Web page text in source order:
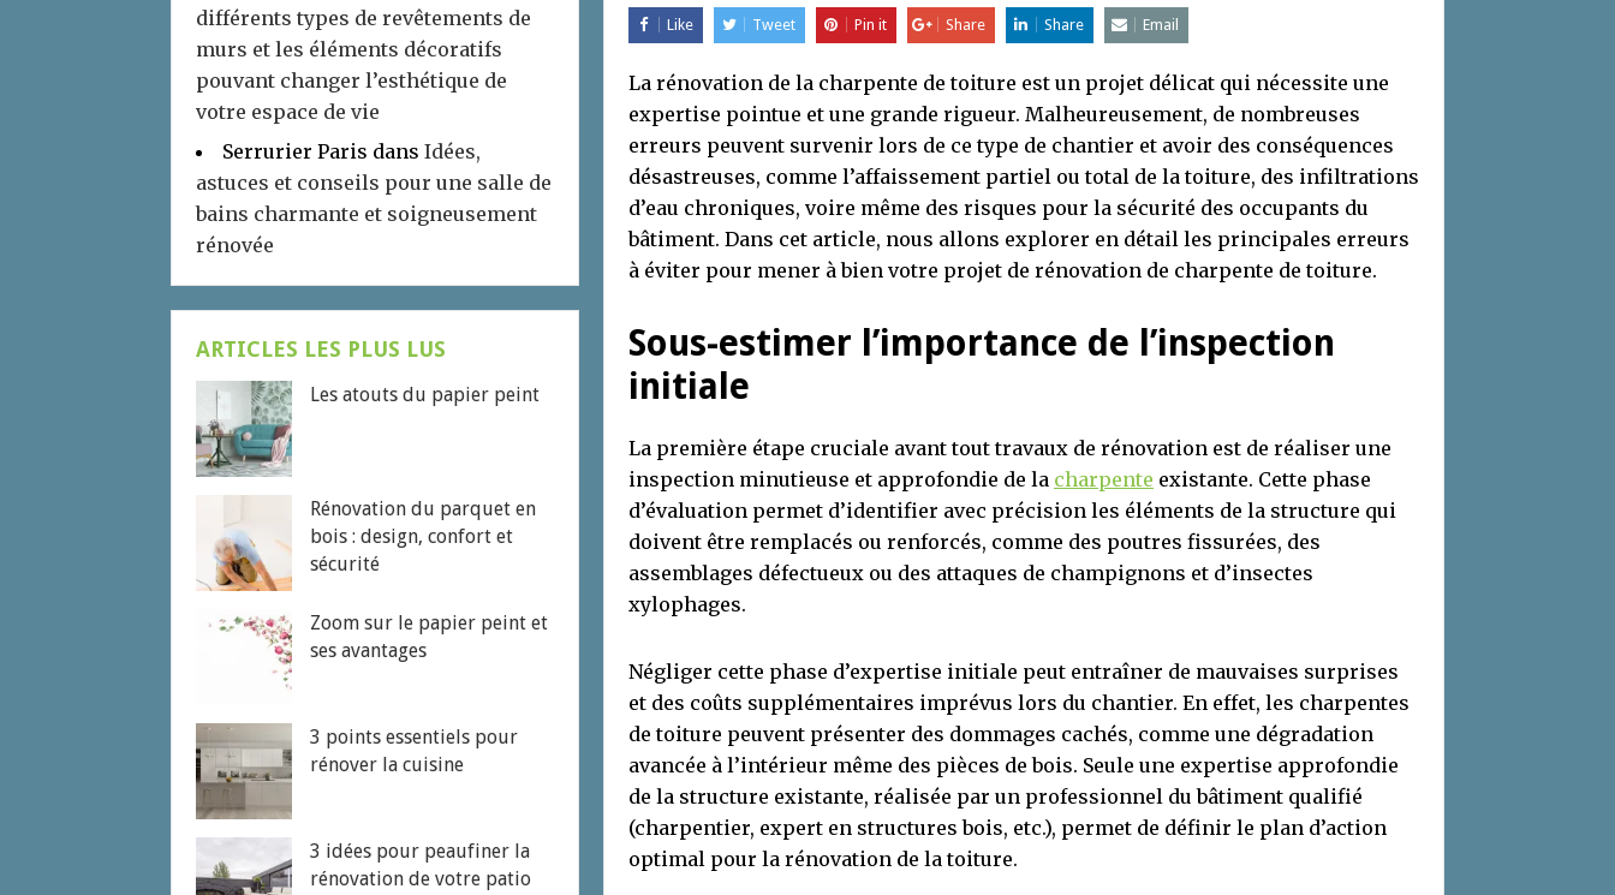
Like Tweet Pin it Share Share Email
La rénovation de la charpente de toiture est un projet délicat qui nécessite une
expertise pointue et une grande rigueur. Malheureusement, de nombreuses
erreurs peuvent survenir lors de ce type de chantier et avoir des conséquences
désastreuses, comme l’affaissement partiel ou total de la toiture, des infiltrations
d’eau chroniques, voire même des risques pour la sécurité des occupants du
bâtiment. Dans cet article, nous allons explorer en détail les principales erreurs
à éviter pour mener à bien votre projet de rénovation de charpente de toiture.
Sous-estimer l’importance de l’inspection
initiale
La première étape cruciale avant tout travaux de rénovation est de réaliser une
inspection minutieuse et approfondie de la charpente existante. Cette phase
d’évaluation permet d’identifier avec précision les éléments de la structure qui
doivent être remplacés ou renforcés, comme des poutres fissurées, des
assemblages défectueux ou des attaques de champignons et d’insectes
xylophages.
Négliger cette phase d’expertise initiale peut entraîner de mauvaises surprises
et des coûts supplémentaires imprévus lors du chantier. En effet, les charpentes
de toiture peuvent présenter des dommages cachés, comme une dégradation
avancée à l’intérieur même des pièces de bois. Seule une expertise approfondie
de la structure existante, réalisée par un professionnel du bâtiment qualifié
(charpentier, expert en structures bois, etc.), permet de définir le plan d’action
optimal pour la rénovation de la toiture.
différents types de revêtements de
murs et les éléments décoratifs
pouvant changer l’esthétique de
votre espace de vie
Serrurier Paris dans Idées,
astuces et conseils pour une salle de
bains charmante et soigneusement
rénovée
ARTICLES LES PLUS LUS
Les atouts du papier peint
Rénovation du parquet en
bois : design, confort et
sécurité
Zoom sur le papier peint et
ses avantages
3 points essentiels pour
rénover la cuisine
3 idées pour peaufiner la
rénovation de votre patio